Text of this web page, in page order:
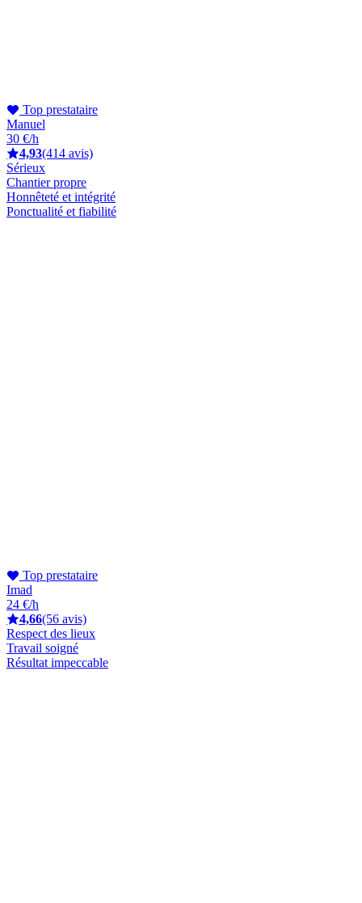
Top prestataire
Manuel
30 €/h
4,93(414 avis)
Sérieux
Chantier propre
Honnêteté et intégrité
Ponctualité et fiabilité
Top prestataire
Imad
24 €/h
4,66(56 avis)
Respect des lieux
Travail soigné
Résultat impeccable